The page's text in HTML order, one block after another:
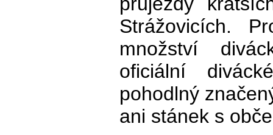
Strážovicích.
množství
oficiální
pohodlný
ani stánek s